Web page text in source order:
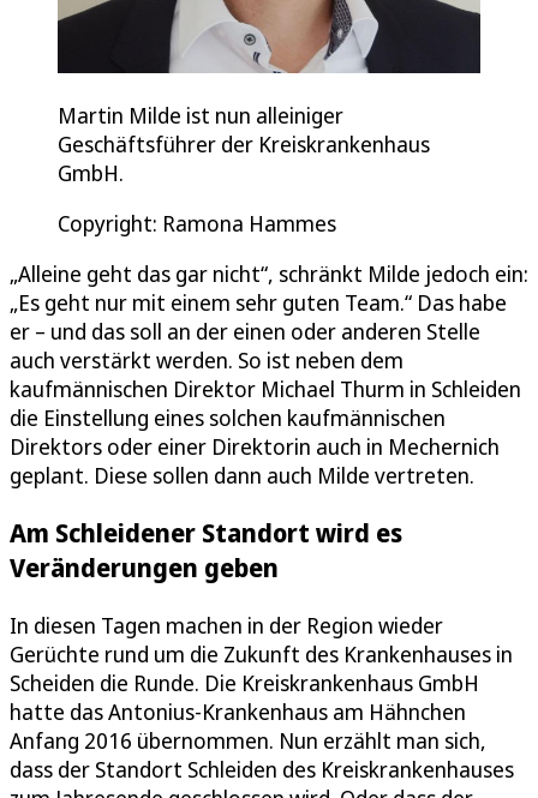
Martin Milde ist nun alleiniger
Geschäftsführer der Kreiskrankenhaus
GmbH.
Copyright: Ramona Hammes
„Alleine geht das gar nicht“, schränkt Milde jedoch ein:
„Es geht nur mit einem sehr guten Team.“ Das habe
er – und das soll an der einen oder anderen Stelle
auch verstärkt werden. So ist neben dem
kaufmännischen Direktor Michael Thurm in Schleiden
die Einstellung eines solchen kaufmännischen
Direktors oder einer Direktorin auch in Mechernich
geplant. Diese sollen dann auch Milde vertreten.
Am Schleidener Standort wird es
Veränderungen geben
In diesen Tagen machen in der Region wieder
Gerüchte rund um die Zukunft des Krankenhauses in
Scheiden die Runde. Die Kreiskrankenhaus GmbH
hatte das Antonius-Krankenhaus am Hähnchen
Anfang 2016 übernommen. Nun erzählt man sich,
dass der Standort Schleiden des Kreiskrankenhauses